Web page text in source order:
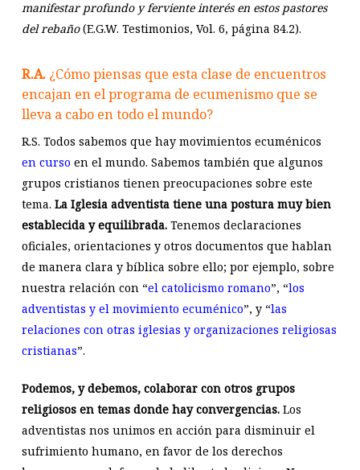
manifestar profundo y ferviente interés en estos pastores
del rebaño(E.G.W. Testimonios, Vol. 6, página 84.2).
R.A. ¿Cómo piensas que esta clase de encuentros
encajan en el programa de ecumenismo que se
lleva a cabo en todo el mundo?
R.S. Todos sabemos que hay movimientos ecuménicos
en curso en el mundo. Sabemos también que algunos
grupos cristianos tienen preocupaciones sobre este
tema. La Iglesia adventista tiene una postura muy bien
establecida y equilibrada.Tenemos declaraciones
oficiales, orientaciones y otros documentos que hablan
de manera clara y bíblica sobre ello; por ejemplo, sobre
nuestra relación con “el catolicismo romano”, “los
adventistas y el movimiento ecuménico”, y “las
relaciones con otras iglesias y organizaciones religiosas
cristianas”.
Podemos, y debemos, colaborar con otros grupos
religiosos en temas donde hay convergencias.Los
adventistas nos unimos en acción para disminuir el
sufrimiento humano, en favor de los derechos